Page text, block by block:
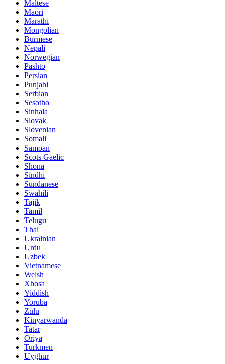
Maltese
Maori
Marathi
Mongolian
Burmese
Nepali
Norwegian
Pashto
Persian
Punjabi
Serbian
Sesotho
Sinhala
Slovak
Slovenian
Somali
Samoan
Scots Gaelic
Shona
Sindhi
Sundanese
Swahili
Tajik
Tamil
Telugu
Thai
Ukrainian
Urdu
Uzbek
Vietnamese
Welsh
Xhosa
Yiddish
Yoruba
Zulu
Kinyarwanda
Tatar
Oriya
Turkmen
Uyghur